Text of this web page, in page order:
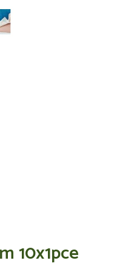
10x1pce